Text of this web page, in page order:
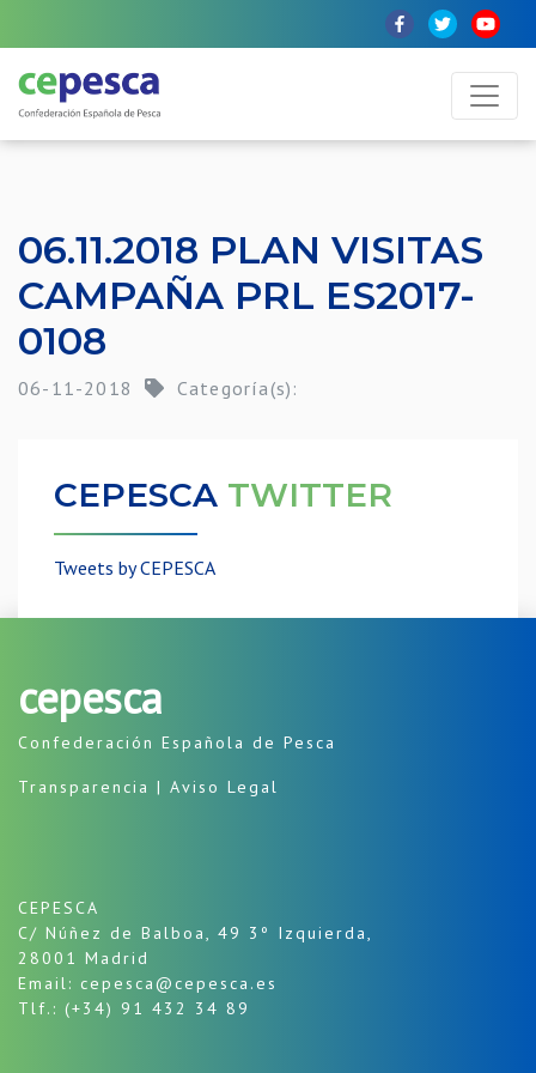
06.11.2018 PLAN VISITAS
CAMPAÑA PRL ES2017-
0108
06-11-2018 Categoría(s):
CEPESCA TWITTER
Tweets by CEPESCA
cepesca
Confederación Española de Pesca
Transparencia | Aviso Legal
CEPESCA
C/ Núñez de Balboa, 49 3º Izquierda,
28001 Madrid
Email: cepesca@cepesca.es
Tlf.: (+34) 91 432 34 89